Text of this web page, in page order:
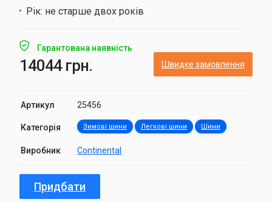
Рік: не старше двох років
Гарантована наявність
14044 грн. Швидке замовлення
Артикул 25456
Категорія Зимові шини Легкові шини Шини
Виробник Continental
Придбати